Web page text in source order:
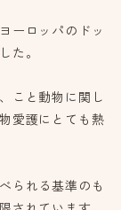
ーロッパのドッ
た。
こと動物に関し
愛護にとても熱
られる基準のも